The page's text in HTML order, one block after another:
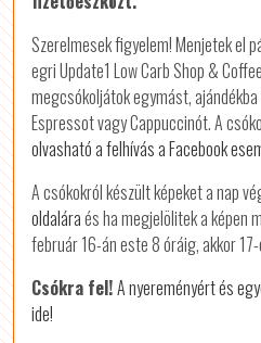
Szerelmesek figyelem! Menjetek el
egri Update1 Low Carb Shop &
megcsókoljátok egymást,
Espressot vagy Cappuccinót. A
olvasható a felhívás a Facebook
A csókokról készült képeket a nap
oldaláraés ha megjelölitek a képen
február 16-án este 8 óráig, akkor
Csókra fel!A nyereményért és
ide!